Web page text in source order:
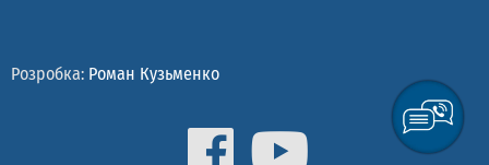
Розробка: Роман Кузьменко